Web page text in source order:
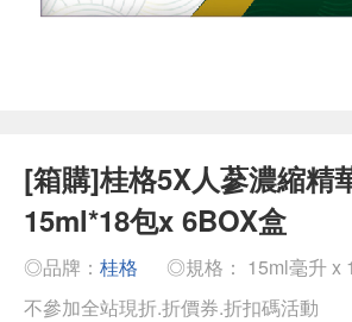
[箱購]桂格5X人蔘濃縮精
15ml*18包x 6BOX盒
◎品牌： 桂格
◎規格： 15ml毫升 x
不參加全站現折.折價券.折扣碼活動